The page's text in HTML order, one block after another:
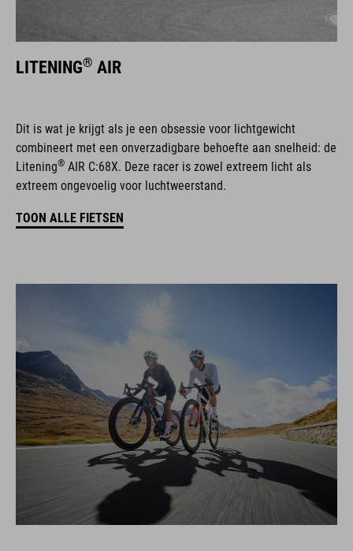
LITENING® AIR
Dit is wat je krijgt als je een obsessie voor lichtgewicht
combineert met een onverzadigbare behoefte aan snelheid: de
Litening
AIR C:68X. Deze racer is zowel extreem licht als
extreem ongevoelig voor luchtweerstand.
TOON ALLE FIETSEN